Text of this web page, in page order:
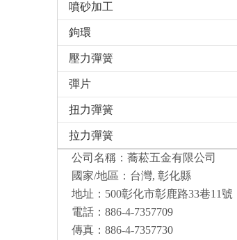
噴砂加工
鉤環
壓力彈簧
彈片
扭力彈簧
拉力彈簧
公司名稱：蕎菘五金有限公司
國家/地區：台灣, 彰化縣
地址：500彰化市彰鹿路33巷11號
電話：886-4-7357709
傳真：886-4-7357730